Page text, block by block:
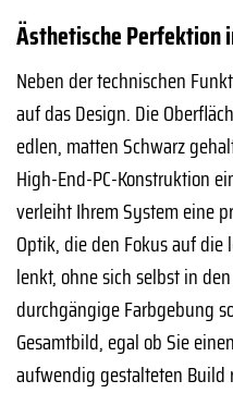
Ästhetische Perfektion
Neben der technischen
auf das Design. Die
edlen, matten Schwarz
High-End-PC-Konstruktion
verleiht Ihrem System eine
Optik, die den Fokus auf
lenkt, ohne sich selbst in
durchgängige Farbgebung
Gesamtbild, egal ob Sie
aufwendig gestalteten Build